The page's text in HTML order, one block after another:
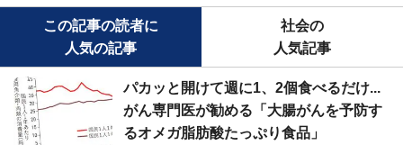
この記事の読者に
人気の記事
社会の
人気記事
パカッと開けて週に1、2個食べるだけ...
がん専門医が勧める「大腸がんを予防す
るオメガ脂肪酸たっぷり食品」